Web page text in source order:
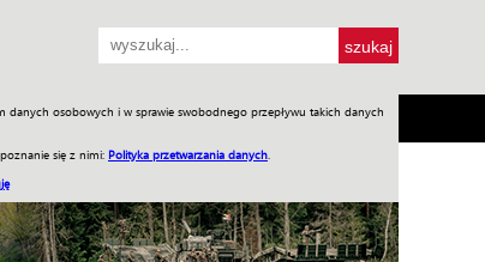
danych osobowych i w sprawie swobodnego przepływu takich danych
się z nimi: Polityka przetwarzania danych
Jednodniówki Praca w WIW